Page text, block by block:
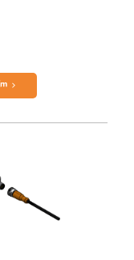
Radiation Pyrometers